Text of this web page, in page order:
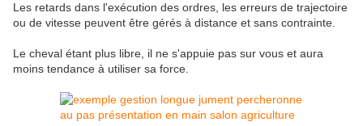
Les retards dans l'exécution des ordres, les erreurs de trajectoire
ou de vitesse peuvent être gérés à distance et sans contrainte.
Le cheval étant plus libre, il ne s'appuie pas sur vous et aura
moins tendance à utiliser sa force.